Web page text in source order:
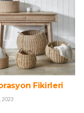
Fikirleri
2023